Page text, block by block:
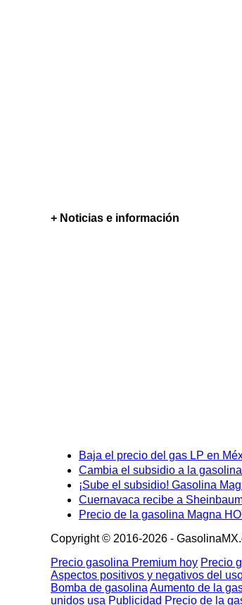
+ Noticias e información
Baja el precio del gas LP en
Cambia el subsidio a la
¡Sube el subsidio! Gasolina
Cuernavaca recibe a
Precio de la gasolina Magna
Copyright © 2016-2026 -
Precio gasolina Premium hoy Precio
Aspectos positivos y negativos del
Bomba de gasolinaAumento de la
unidos usa Publicidad Precio de la